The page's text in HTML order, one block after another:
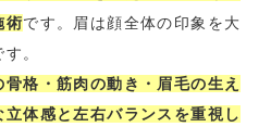
術です。眉は顔全体の印象を大
。
格・筋肉の動き・眉毛の生え
体感と左右バランスを重視し